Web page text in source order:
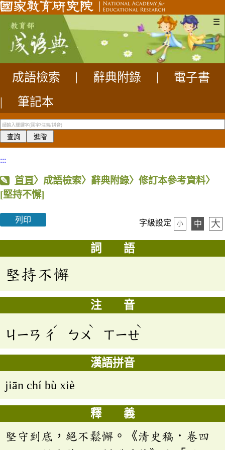
☰
成語檢索 辭典附錄
電子書
|
筆記本
:::
首頁〉成語檢索〉辭典附錄〉修訂本參考資料〉
[堅持不懈]
列印 字級設定 小 中 大
詞 語
堅持不懈
注 音
ㄐㄧㄢ ㄔ
ˊ
ㄅㄨ
ˋ
ㄒㄧㄝ
ˋ
漢語拼音
jiān chí bù xiè
釋 義
堅守到底，絕不鬆懈。《清史稿．卷四